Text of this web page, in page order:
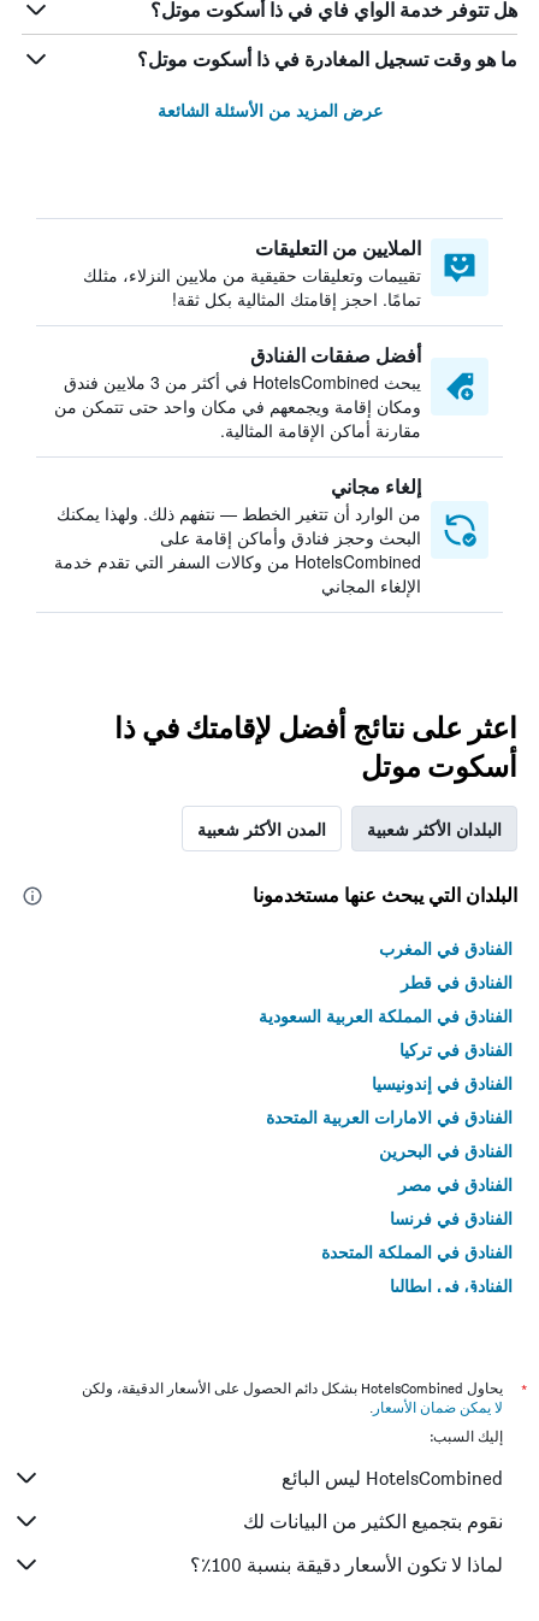
هل تتوفر خدمة الواي فاي في ذا أسكوت موتل؟
ما هو وقت تسجيل المغادرة في ذا أسكوت موتل؟
عرض المزيد من الأسئلة الشائعة
الملايين من التعليقات
تقييمات وتعليقات حقيقية من ملايين النزلاء، مثلك
تمامًا. احجز إقامتك المثالية بكل ثقة!
أفضل صفقات الفنادق
يبحث HotelsCombined في أكثر من 3 ملايين فندق
ومكان إقامة ويجمعهم في مكان واحد حتى تتمكن من
مقارنة أماكن الإقامة المثالية.
إلغاء مجاني
من الوارد أن تتغير الخطط — نتفهم ذلك. ولهذا يمكنك
البحث وحجز فنادق وأماكن إقامة على
HotelsCombined من وكالات السفر التي تقدم خدمة
الإلغاء المجاني
اعثر على نتائج أفضل لإقامتك في ذا
أسكوت موتل
البلدان الأكثر شعبية المدن الأكثر شعبية
البلدان التي يبحث عنها مستخدمونا
الفنادق في المغرب
الفنادق في قطر
الفنادق في المملكة العربية السعودية
الفنادق في تركيا
الفنادق في إندونيسيا
الفنادق في الامارات العربية المتحدة
الفنادق في البحرين
الفنادق في مصر
الفنادق في فرنسا
الفنادق في المملكة المتحدة
الفنادق في إيطاليا
*
يحاول HotelsCombined بشكل دائم الحصول على الأسعار الدقيقة، ولكن
لا يمكن ضمان الأسعار .
إليك السبب:
HotelsCombined ليس البائع
نقوم بتجميع الكثير من البيانات لك
لماذا لا تكون الأسعار دقيقة بنسبة 100٪؟